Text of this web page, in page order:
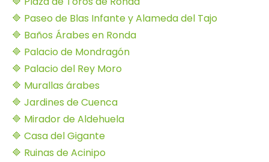
🔷 Paseo de Blas Infante y Alameda del Tajo
🔷 Baños Árabes en Ronda
🔷 Palacio de Mondragón
🔷 Palacio del Rey Moro
🔷 Murallas árabes
🔷 Jardines de Cuenca
🔷 Mirador de Aldehuela
🔷 Casa del Gigante
🔷 Ruinas de Acinipo